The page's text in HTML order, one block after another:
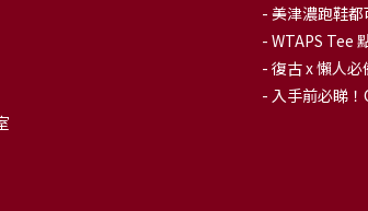
- 美津濃跑鞋
- WTAPS Tee
- 復古 x 懶人
- 入手前必睇